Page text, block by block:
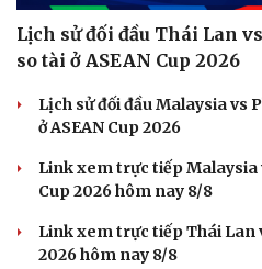
Lịch sử đối đầu Thái Lan
so tài ở ASEAN Cup 2026
Lịch sử đối đầu Malaysia vs
ở ASEAN Cup 2026
Link xem trực tiếp Malaysia
Cup 2026 hôm nay 8/8
Link xem trực tiếp Thái Lan
2026 hôm nay 8/8